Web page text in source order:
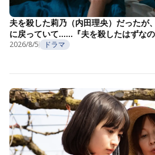
夫を殺した莉乃（内田理央）だったが
に戻っていて……『夫を殺したはずな
2026/8/5 ドラマ